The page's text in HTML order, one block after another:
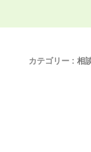
カテゴリー : 相